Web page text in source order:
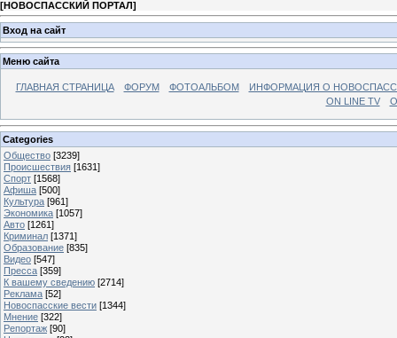
[НОВОСПАССКИЙ ПОРТАЛ]
Вход на сайт
Меню сайта
ГЛАВНАЯ СТРАНИЦА ФОРУМ ФОТОАЛЬБОМ
ИНФОРМАЦИЯ О
ON LINE TV
Categories
Общество [3239]
Происшествия [1631]
Спорт [1568]
Афиша [500]
Культура [961]
Экономика [1057]
Авто [1261]
Криминал [1371]
Образование [835]
Видео [547]
Пресса [359]
К вашему сведению [2714]
Реклама [52]
Новоспасские вести [1344]
Мнение [322]
Репортаж [90]